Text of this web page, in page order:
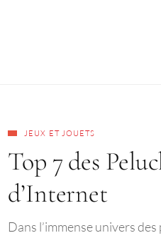
JEUX ET JOUETS
Top 7 des
d’Internet
Dans l’immense univers